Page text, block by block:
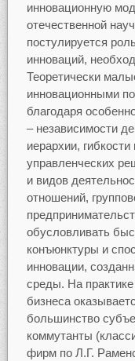
инновационную
отечественной
постулируется
инноваций,
Теоретически
инновационными
благодаря
– независимости
иерархии,
управленческих
и видов
отношений,
обусловливать
конъюнктуры и
инновации,
среды. На
бизнеса
большинство
коммутанты
фирм по Л.Г.